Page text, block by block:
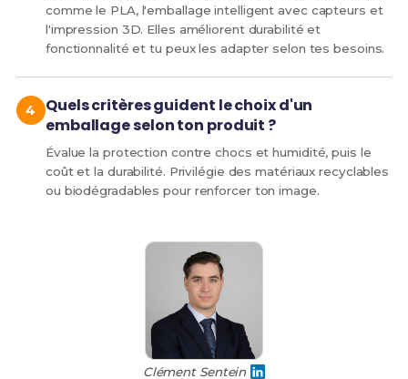
comme le PLA, l'emballage intelligent avec capteurs et
l'impression 3D. Elles améliorent durabilité et
fonctionnalité et tu peux les adapter selon tes besoins.
Quels critères guident le choix d'un
emballage selon ton produit ?
Évalue la protection contre chocs et humidité, puis le
coût et la durabilité. Privilégie des matériaux recyclables
ou biodégradables pour renforcer ton image.
Clément Sentein